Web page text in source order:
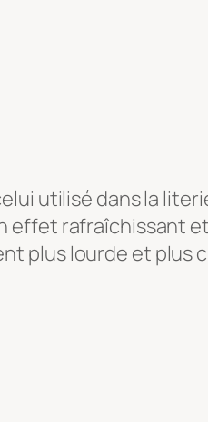
utilisé dans la
rafraîchissant
plus lourde et plus